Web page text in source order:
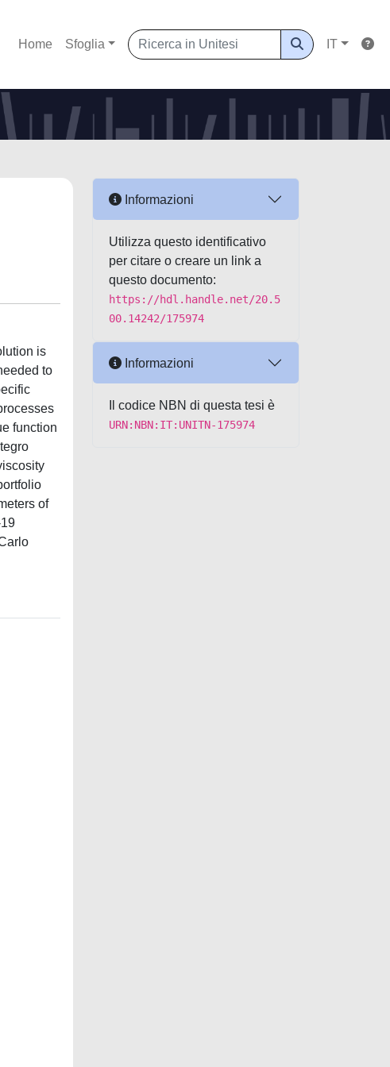
Home Sfoglia IT
is
to
function
of
Informazioni
Utilizza questo identificativo
per citare o creare un link a
questo documento:
https://hdl.handle.net/20.5
00.14242/175974
Informazioni
Il codice NBN di questa tesi è
URN:NBN:IT:UNITN-175974